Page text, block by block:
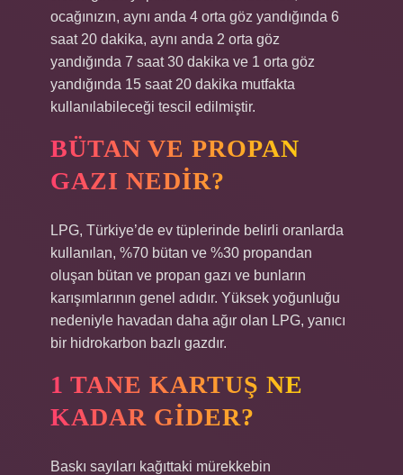
ocağınızın, aynı anda 4 orta göz yandığında 6
saat 20 dakika, aynı anda 2 orta göz
yandığında 7 saat 30 dakika ve 1 orta göz
yandığında 15 saat 20 dakika mutfakta
kullanılabileceği tescil edilmiştir.
BÜTAN VE PROPAN
GAZI NEDIR?
LPG, Türkiye’de ev tüplerinde belirli oranlarda
kullanılan, %70 bütan ve %30 propandan
oluşan bütan ve propan gazı ve bunların
karışımlarının genel adıdır. Yüksek yoğunluğu
nedeniyle havadan daha ağır olan LPG, yanıcı
bir hidrokarbon bazlı gazdır.
1 TANE KARTUŞ NE
KADAR GIDER?
Baskı sayıları kağıttaki mürekkebin